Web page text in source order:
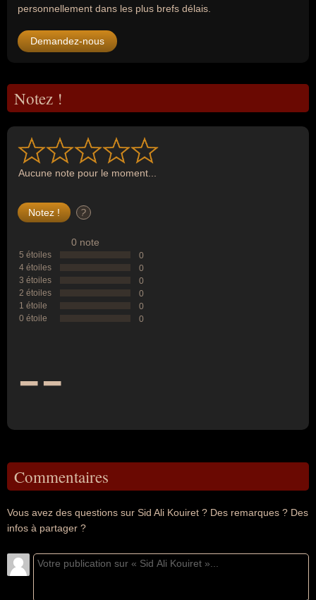
personnellement dans les plus brefs délais.
Demandez-nous
Notez !
Aucune note pour le moment...
?
0 note
5 étoiles
0
4 étoiles
0
3 étoiles
0
2 étoiles
0
1 étoile
0
0 étoile
0
--
Commentaires
Vous avez des questions sur Sid Ali Kouiret ? Des remarques ? Des
infos à partager ?